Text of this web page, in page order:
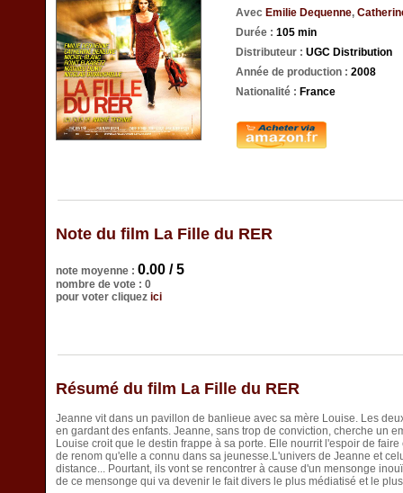
Avec Emilie Dequenne,
Durée : 105 min
Distributeur : UGC Distribution
Année de production : 2008
Nationalité : France
Note du film La Fille du RER
note moyenne : 0.00 / 5
nombre de vote : 0
pour voter cliquez ici
Résumé du film La Fille du RER
Jeanne vit dans un pavillon de banlieue avec sa mère Louise. Les
en gardant des enfants. Jeanne, sans trop de conviction, cherche un
Louise croit que le destin frappe à sa porte. Elle nourrit l'espoir de
de renom qu'elle a connu dans sa jeunesse.L'univers de Jeanne et
distance... Pourtant, ils vont se rencontrer à cause d'un mensonge
de ce mensonge qui va devenir le fait divers le plus médiatisé et le